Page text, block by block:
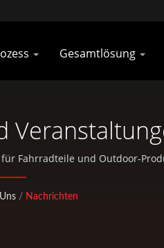
Gesamtlösung
Fahrradteile und Outdoor-
Qualität an.
/ Nachrichten